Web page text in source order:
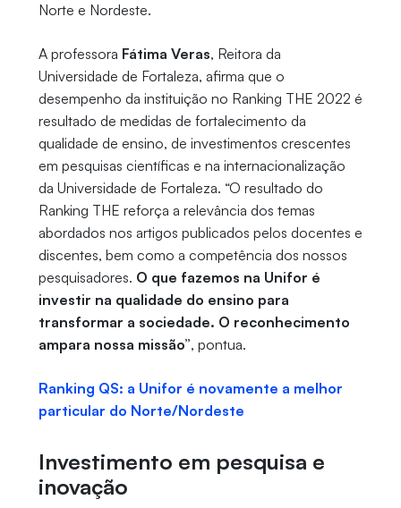
Norte e Nordeste.
A professora Fátima Veras, Reitora da
Universidade de Fortaleza, afirma que o
desempenho da instituição no Ranking THE 2022 é
resultado de medidas de fortalecimento da
qualidade de ensino, de investimentos crescentes
em pesquisas científicas e na internacionalização
da Universidade de Fortaleza. “O resultado do
Ranking THE reforça a relevância dos temas
abordados nos artigos publicados pelos docentes e
discentes, bem como a competência dos nossos
pesquisadores. O que fazemos na Unifor é
investir na qualidade do ensino para
transformar a sociedade. O reconhecimento
ampara nossa missão”, pontua.
Ranking QS: a Unifor é novamente a melhor
particular do Norte/Nordeste
Investimento em pesquisa e
inovação